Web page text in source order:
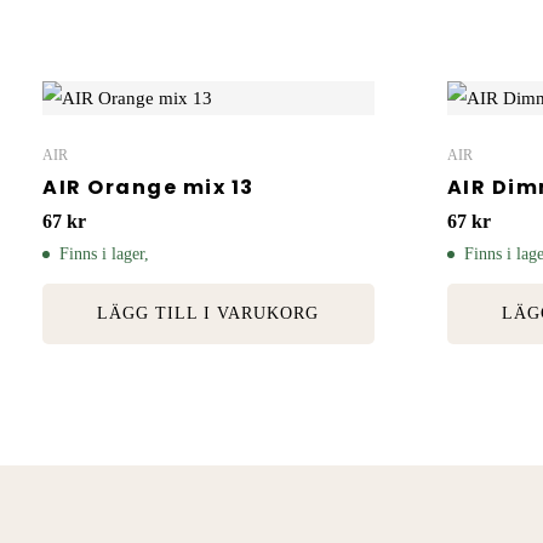
AIR
AIR Orange mix 13
67 kr
Finns i lager,
LÄGG TILL I VARUKORG
AIR
AIR
67 kr
Finns i